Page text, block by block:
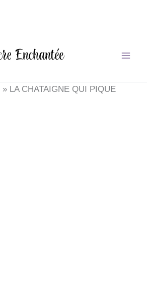
LA CHATAIGNE QUI PIQUE